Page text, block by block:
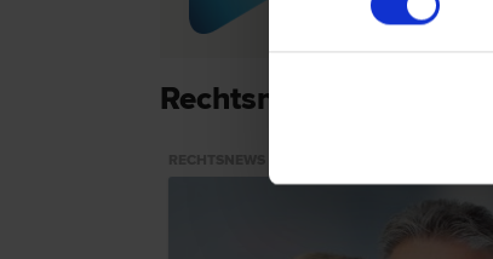
Rechtsnews &